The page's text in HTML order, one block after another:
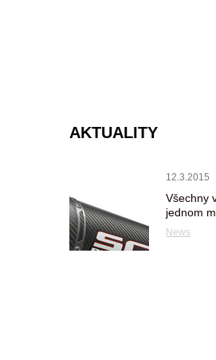
AKTUALITY
12.3.2015
Všechny
jednom
News